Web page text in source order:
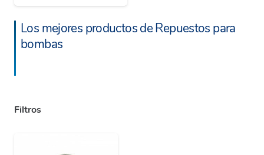
Los mejores productos de Repuestos para
bombas
Filtros